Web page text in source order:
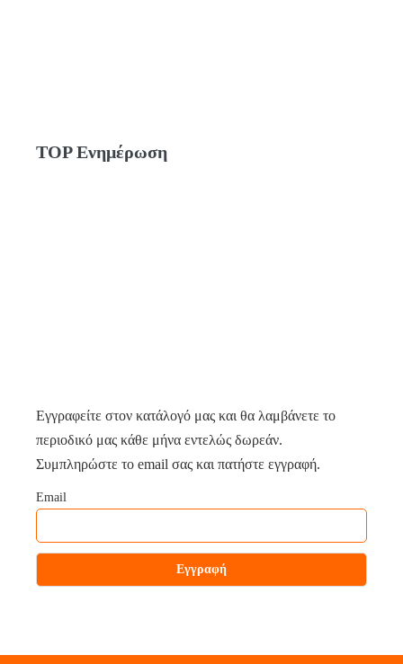
TOP Ενημέρωση
Εγγραφείτε στον κατάλογό μας και θα λαμβάνετε το
περιοδικό μας κάθε μήνα εντελώς δωρεάν.
Συμπληρώστε το email σας και πατήστε εγγραφή.
Email